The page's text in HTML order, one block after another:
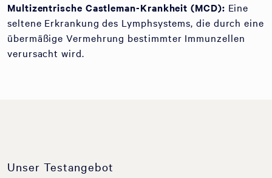
Multizentrische Castleman-Krankheit (MCD): Eine
seltene Erkrankung des Lymphsystems, die durch eine
übermäßige Vermehrung bestimmter Immunzellen
verursacht wird.
Unser Testangebot